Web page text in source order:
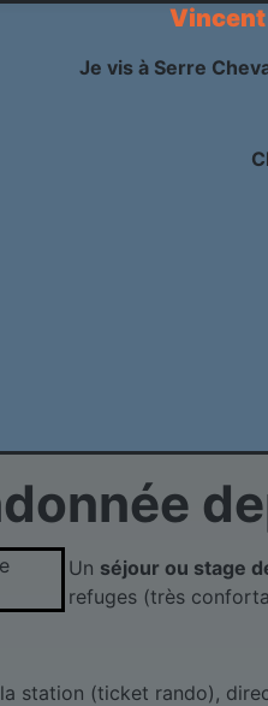
Vincent
Je vis à Serre
Un séjour ou stage
refuges (très
station (ticket rando),